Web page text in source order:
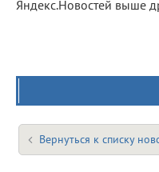
Яндекс.Новостей выше
Вернуться к списку